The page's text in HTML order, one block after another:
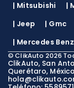
| Mitsubishi |
| Jeep | Gmc
| Mercedes Benz
© ClikAuto 2026
ClikAuto, San
Querétaro,